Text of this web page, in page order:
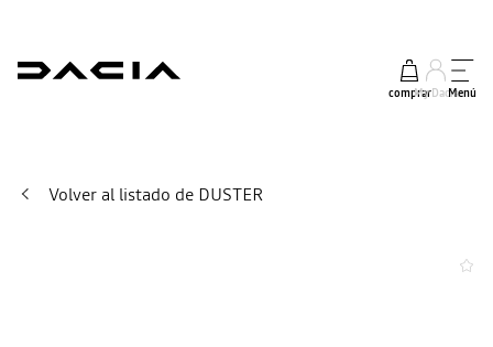
comprarMy DaciaMenú
Volver al listado de DUSTER